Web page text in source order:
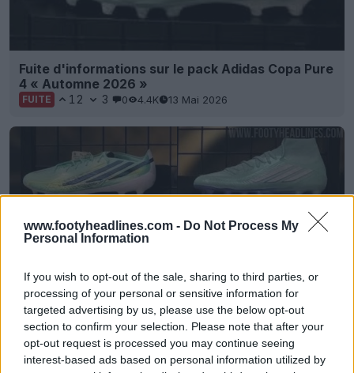
www.footyheadlines.com - Do Not Process My
Personal Information
If you wish to opt-out of the sale, sharing to third parties, or
processing of your personal or sensitive information for
targeted advertising by us, please use the below opt-out
section to confirm your selection. Please note that after your
opt-out request is processed you may continue seeing
interest-based ads based on personal information utilized by
Fuite d'informations sur le pack Adidas Copa Pure
4 « Automne 2026 »
FUITE 12 3 0 4.4K 13 Mai 2026
Fuite du pack de chaussures Adidas « 2026 Fall »
FUITE 12 7 0 5.9K 13 Mai 2026